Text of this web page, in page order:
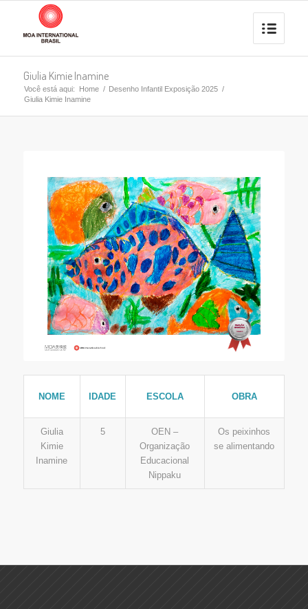
Giulia Kimie Inamine
Você está aqui: Home / Desenho Infantil Exposição 2025 /
Giulia Kimie Inamine
NOME IDADE ESCOLA OBRA
Giulia
Kimie
Inamine
5
OEN –
Organização
Educacional
Nippaku
Os peixinhos
se alimentando